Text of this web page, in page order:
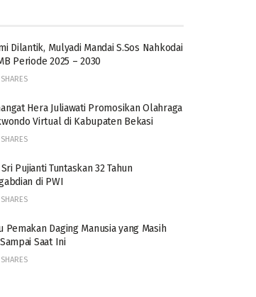
Dilantik, Mulyadi Mandai S.Sos Nahkodai
Periode 2025 – 2030
Hera Juliawati Promosikan Olahraga
Virtual di Kabupaten Bekasi
Pujianti Tuntaskan 32 Tahun
di PWI
Pemakan Daging Manusia yang Masih
Saat Ini